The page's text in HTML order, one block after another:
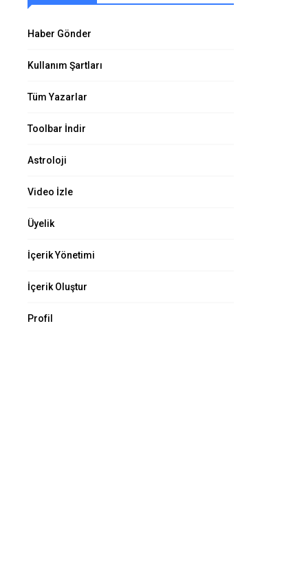
Haber Gönder
Kullanım Şartları
Tüm Yazarlar
Toolbar İndir
Astroloji
Video İzle
Üyelik
İçerik Yönetimi
İçerik Oluştur
Profil